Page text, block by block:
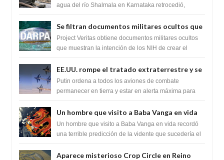
Lingas
agua del río Shalmala en Karnataka retrocedió,
Se filtran documentos militares ocultos que
muestran la intención de los NIH de crear el
SARS-CoV-2, utilizando la investigación de
Project Veritas obtiene documentos militares ocultos
que muestran la intención de los NIH de crear el
EE.UU. rompe el tratado extraterrestre y se
prepara para destruir el misterioso satélite
"Caballero Negro"
Putin ordena a todos los aviones de combate
permanecer en tierra y estar en alerta máxima para
Un hombre que visito a Baba Vanga en vida
recordó la terrible predicción de la vidente
para febrero de 2022.
Un hombre que visito a Baba Vanga en vida recordó
una terrible predicción de la vidente que sucedería el
Aparece misterioso Crop Circle en Reino